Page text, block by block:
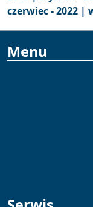
czerwiec - 2022 |
Menu